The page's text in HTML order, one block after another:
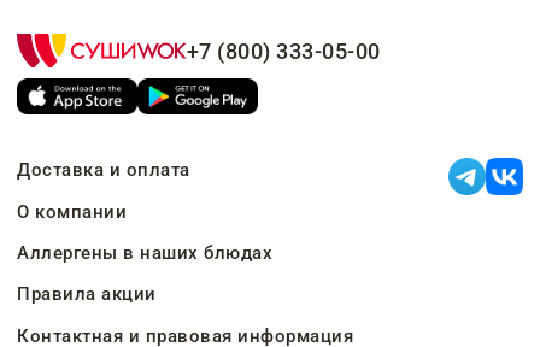
+7 (800) 333-05-00
Доставка и оплата
О компании
Аллергены в наших блюдах
Правила акции
Контактная и правовая информация